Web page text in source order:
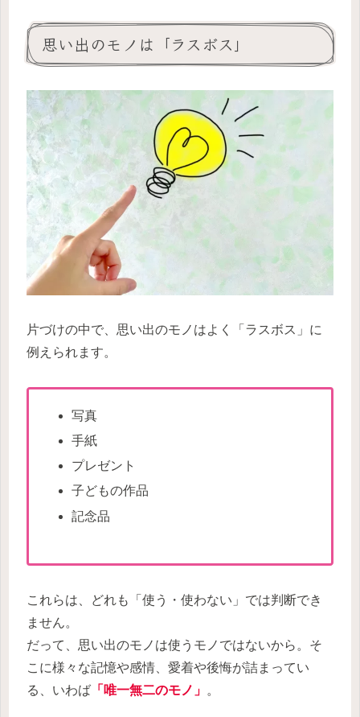
思い出のモノは「ラスボス」
片づけの中で、思い出のモノはよく「ラスボス」に
例えられます。
写真
手紙
プレゼント
子どもの作品
記念品
これらは、どれも「使う・使わない」では判断でき
ません。
だって、思い出のモノは使うモノではないから。そ
こに様々な記憶や感情、愛着や後悔が詰まってい
る、いわば 「唯一無二のモノ」 。